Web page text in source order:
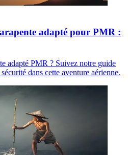
adapté pour PMR :
adapté PMR ? Suivez notre guide
dans cette aventure aérienne.